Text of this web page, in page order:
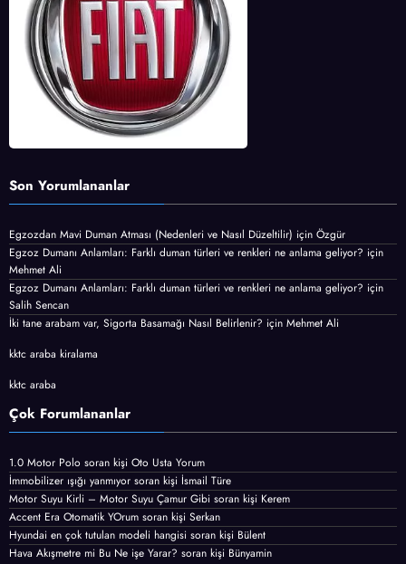
Son Yorumlananlar
Egzozdan Mavi Duman Atması (Nedenleri ve Nasıl Düzeltilir) için Özgür
Egzoz Dumanı Anlamları: Farklı duman türleri ve renkleri ne anlama geliyor? için
Mehmet Ali
Egzoz Dumanı Anlamları: Farklı duman türleri ve renkleri ne anlama geliyor? için
Salih Sencan
İki tane arabam var, Sigorta Basamağı Nasıl Belirlenir? için Mehmet Ali
kktc araba kiralama
kktc araba
Çok Forumlananlar
1.0 Motor Polo soran kişi Oto Usta Yorum
İmmobilizer ışığı yanmıyor soran kişi İsmail Türe
Motor Suyu Kirli – Motor Suyu Çamur Gibi soran kişi Kerem
Accent Era Otomatik YOrum soran kişi Serkan
Hyundai en çok tutulan modeli hangisi soran kişi Bülent
Hava Akışmetre mi Bu Ne işe Yarar? soran kişi Bünyamin